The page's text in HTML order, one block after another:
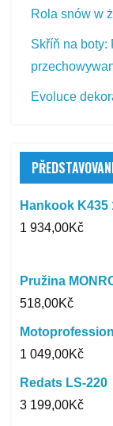
Rola snów w
Skříň na boty:
Evoluce
Hankook K435
1 934,00Kč
Pružina
518,00Kč
1 049,00Kč
Redats LS-220
3 199,00Kč